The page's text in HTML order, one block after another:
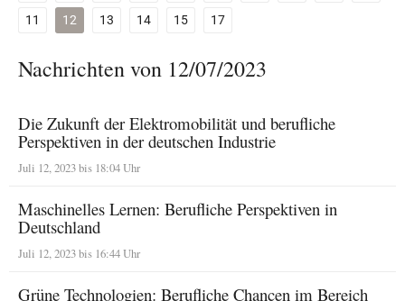
11
12 13 14 15 17
Nachrichten von 12/07/2023
Die Zukunft der Elektromobilität und berufliche
Perspektiven in der deutschen Industrie
Juli 12, 2023 bis 18:04 Uhr
Maschinelles Lernen: Berufliche Perspektiven in
Deutschland
Juli 12, 2023 bis 16:44 Uhr
Grüne Technologien: Berufliche Chancen im Bereich